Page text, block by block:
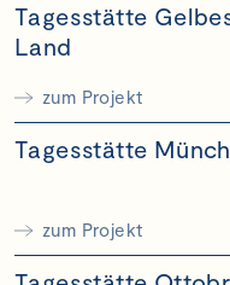
Tagesstätte
Land
zum Projekt
Tagesstätte
zum Projekt